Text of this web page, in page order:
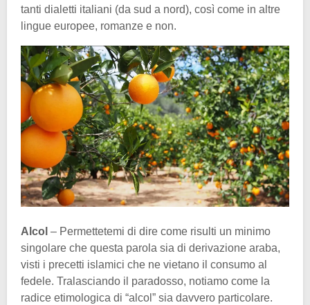
tanti dialetti italiani (da sud a nord), così come in altre
lingue europee, romanze e non.
Alcol – Permettetemi di dire come risulti un minimo
singolare che questa parola sia di derivazione araba,
visti i precetti islamici che ne vietano il consumo al
fedele. Tralasciando il paradosso, notiamo come la
radice etimologica di “alcol” sia davvero particolare.